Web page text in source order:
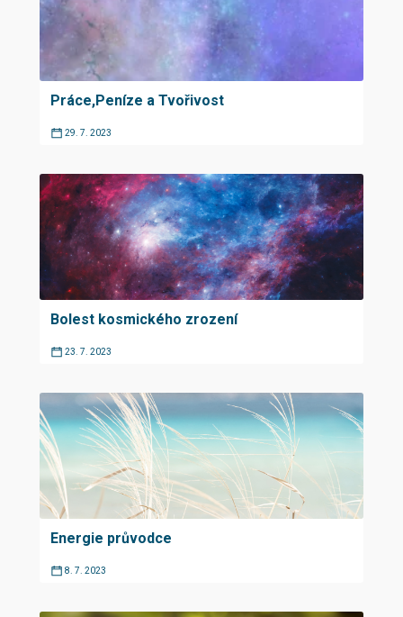
Práce,Peníze a Tvořivost
29. 7. 2023
Bolest kosmického zrození
23. 7. 2023
Energie průvodce
8. 7. 2023